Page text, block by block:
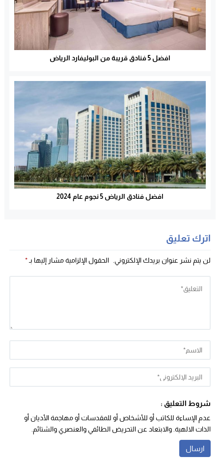
افضل 5 فنادق قريبة من البوليفارد الرياض
افضل فنادق الرياض 5 نجوم عام 2024
اترك تعليق
لن يتم نشر عنوان بريدك الإلكتروني. الحقول الإلزامية مشار إليها بـ *
شروط التعليق :
عدم الإساءة للكاتب أو للأشخاص أو للمقدسات أو مهاجمة الأديان أو
الذات الالهية. والابتعاد عن التحريض الطائفي والعنصري والشتائم.